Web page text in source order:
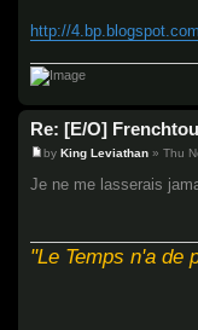
http://
Re: [E/O]
P
s
by King Leviathan » Thu
Je ne me lasserais
"Le Temps n'a de